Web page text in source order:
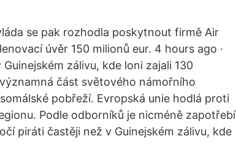
se pak rozhodla poskytnout firmě Air
úvěr 150 milionů eur. 4 hours ago ·
zálivu, kde loni zajali 130
část světového námořního
pobřeží. Evropská unie hodlá proti
Podle odborníků je nicméně zapotřebí
piráti častěji než v Guinejském zálivu, kde